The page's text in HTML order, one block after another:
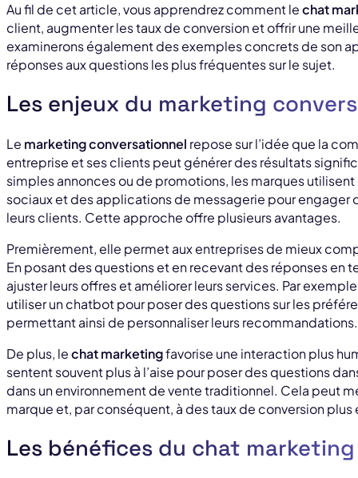
Au fil de cet article, vous apprendrez comment lechat
client, augmenter les taux de conversion et offrir une
examinerons également des exemples concrets de son
réponses aux questions les plus fréquentes sur le sujet.
Les enjeux du marketing
Le marketing conversationnel repose sur l’idée que la
entreprise et ses clients peut générer des résultats
simples annonces ou de promotions, les marques
sociaux et des applications de messagerie pour engager
leurs clients. Cette approche offre plusieurs avantages.
Premièrement, elle permet aux entreprises de mieux
En posant des questions et en recevant des réponses en
ajuster leurs offres et améliorer leurs services. Par
utiliser un chatbot pour poser des questions sur les
permettant ainsi de personnaliser leurs recommandations.
De plus, lechat marketingfavorise une interaction plus
sentent souvent plus à l’aise pour poser des questions
dans un environnement de vente traditionnel. Cela peut
marque et, par conséquent, à des taux de conversion plus
Les bénéfices du chat